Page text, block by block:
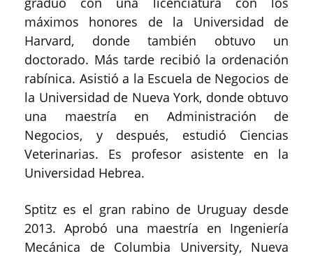
máximos honores de la Universidad de
Harvard, donde también obtuvo un
doctorado. Más tarde recibió la ordenación
rabínica. Asistió a la Escuela de Negocios de
la Universidad de Nueva York, donde obtuvo
una maestría en Administración de
Negocios, y después, estudió Ciencias
Veterinarias. Es profesor asistente en la
Universidad Hebrea.
Sptitz es el gran rabino de Uruguay desde
2013. Aprobó una maestría en Ingeniería
Mecánica de Columbia University, Nueva